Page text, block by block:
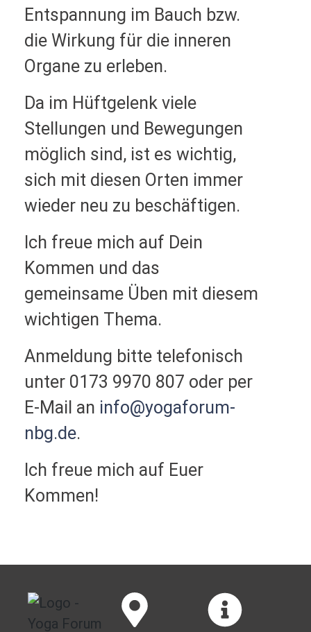
Entspannung im Bauch bzw.
die Wirkung für die inneren
Organe zu erleben.
Da im Hüftgelenk viele
Stellungen und Bewegungen
möglich sind, ist es wichtig,
sich mit diesen Orten immer
wieder neu zu beschäftigen.
Ich freue mich auf Dein
Kommen und das
gemeinsame Üben mit diesem
wichtigen Thema.
Anmeldung bitte telefonisch
unter 0173 9970 807 oder per
E-Mail an info@yogaforum-
nbg.de.
Ich freue mich auf Euer
Kommen!